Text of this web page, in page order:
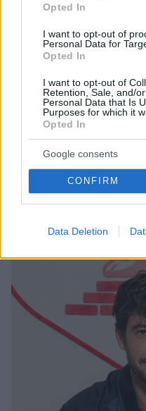
Opted In
I want to opt-out of
Personal Data for
Opted In
I want to opt-out of
Retention, Sale, and/
Personal Data that Is
Purposes for which it
Opted In
Google consents
CONFIRM
Data Deletion
Φεράντο: Είχαμε
είμαστε χαρούμενοι για
Βίντεο
Ο Βόλος κέρδισε τον
στην 4η θέση
01.11.2025, 20:28